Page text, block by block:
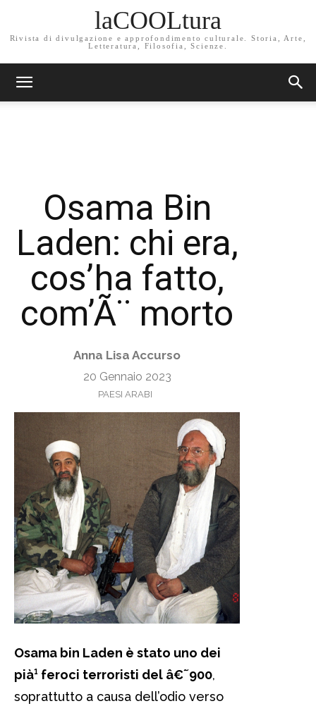
laCOOLtura
Rivista di divulgazione e approfondimento culturale. Storia, Arte,
Letteratura, Filosofia, Scienze.
Osama Bin
Laden: chi era,
cos’ha fatto,
com’Ã¨ morto
Anna Lisa Accurso
20 Gennaio 2023
PAESI ARABI
Osama bin Laden è stato uno dei
pià¹ feroci terroristi del â€˜900,
soprattutto a causa dell’odio verso